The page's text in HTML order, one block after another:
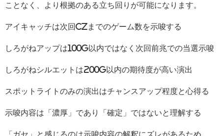
ことなく、より根拠のある立ち回りが可能になります。
アイキャッチは次回CZまでのゲーム数を示唆する
しろがねアップは100G以内ではなく次回前兆での当選示唆
しろがねシルエットは200G以内の期待度が高い演出
スポットライトのみの演出はチャンスアップ程度と心得る
示唆内容は「濃厚」であり「確定」ではないと理解する
「ガセ」と感じるのは示唆内容の解釈にズレがあるため